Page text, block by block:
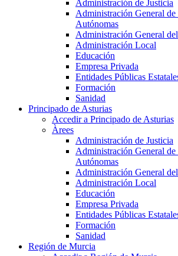
Administración de Justicia
Administración General de
Autónomas
Administración General
Administración Local
Educación
Empresa Privada
Entidades Públicas
Formación
Sanidad
Principado de Asturias
Accedir a Principado de Asturias
Àrees
Administración de Justicia
Administración General de
Autónomas
Administración General
Administración Local
Educación
Empresa Privada
Entidades Públicas
Formación
Sanidad
Región de Murcia